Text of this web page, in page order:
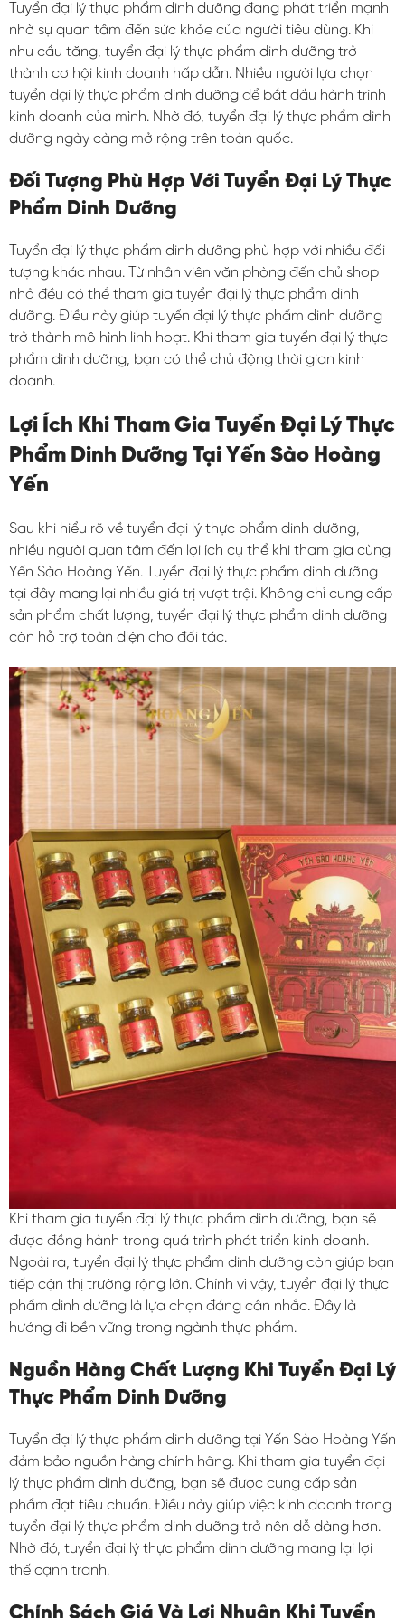
Tuyển đại lý thực phẩm dinh dưỡng đang phát triển mạnh
nhờ sự quan tâm đến sức khỏe của người tiêu dùng. Khi
nhu cầu tăng, tuyển đại lý thực phẩm dinh dưỡng trở
thành cơ hội kinh doanh hấp dẫn. Nhiều người lựa chọn
tuyển đại lý thực phẩm dinh dưỡng để bắt đầu hành trình
kinh doanh của mình. Nhờ đó, tuyển đại lý thực phẩm dinh
dưỡng ngày càng mở rộng trên toàn quốc.
Đối Tượng Phù Hợp Với Tuyển Đại Lý Thực
Phẩm Dinh Dưỡng
Tuyển đại lý thực phẩm dinh dưỡng phù hợp với nhiều đối
tượng khác nhau. Từ nhân viên văn phòng đến chủ shop
nhỏ đều có thể tham gia tuyển đại lý thực phẩm dinh
dưỡng. Điều này giúp tuyển đại lý thực phẩm dinh dưỡng
trở thành mô hình linh hoạt. Khi tham gia tuyển đại lý thực
phẩm dinh dưỡng, bạn có thể chủ động thời gian kinh
doanh.
Lợi Ích Khi Tham Gia Tuyển Đại Lý Thực
Phẩm Dinh Dưỡng Tại Yến Sào Hoàng
Yến
Sau khi hiểu rõ về tuyển đại lý thực phẩm dinh dưỡng,
nhiều người quan tâm đến lợi ích cụ thể khi tham gia cùng
Yến Sào Hoàng Yến. Tuyển đại lý thực phẩm dinh dưỡng
tại đây mang lại nhiều giá trị vượt trội. Không chỉ cung cấp
sản phẩm chất lượng, tuyển đại lý thực phẩm dinh dưỡng
còn hỗ trợ toàn diện cho đối tác.
Khi tham gia tuyển đại lý thực phẩm dinh dưỡng, bạn sẽ
được đồng hành trong quá trình phát triển kinh doanh.
Ngoài ra, tuyển đại lý thực phẩm dinh dưỡng còn giúp bạn
tiếp cận thị trường rộng lớn. Chính vì vậy, tuyển đại lý thực
phẩm dinh dưỡng là lựa chọn đáng cân nhắc. Đây là
hướng đi bền vững trong ngành thực phẩm.
Nguồn Hàng Chất Lượng Khi Tuyển Đại Lý
Thực Phẩm Dinh Dưỡng
Tuyển đại lý thực phẩm dinh dưỡng tại Yến Sào Hoàng Yến
đảm bảo nguồn hàng chính hãng. Khi tham gia tuyển đại
lý thực phẩm dinh dưỡng, bạn sẽ được cung cấp sản
phẩm đạt tiêu chuẩn. Điều này giúp việc kinh doanh trong
tuyển đại lý thực phẩm dinh dưỡng trở nên dễ dàng hơn.
Nhờ đó, tuyển đại lý thực phẩm dinh dưỡng mang lại lợi
thế cạnh tranh.
Chính Sách Giá Và Lợi Nhuận Khi Tuyển